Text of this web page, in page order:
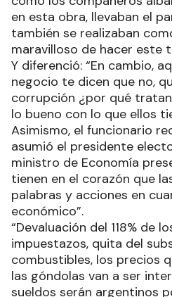
en esta obra, llevaban el
también se realizaban
maravilloso de hacer este
Y diferenció: “En cambio,
negocio te dicen que no,
corrupción ¿por qué
lo bueno con lo que ellos
Asimismo, el funcionario
asumió el presidente
ministro de Economía
tienen en el corazón que
palabras y acciones en
económico”.
“Devaluación del 118% de
impuestazos, quita del
combustibles, los precios
las góndolas van a ser
sueldos serán argentinos